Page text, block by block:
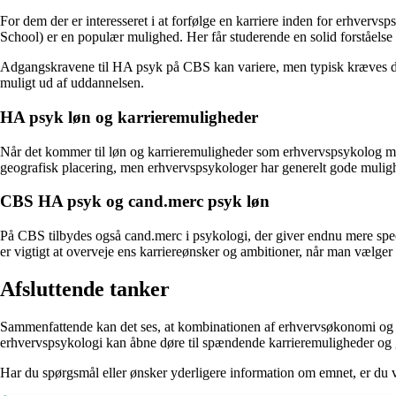
For dem der er interesseret i at forfølge en karriere inden for
School) er en populær mulighed. Her får studerende en solid
Adgangskravene til HA psyk på CBS kan variere, men typisk kræves
muligt ud af uddannelsen.
HA psyk løn og karrieremuligheder
Når det kommer til løn og karrieremuligheder som erhvervspsykolog
geografisk placering, men erhvervspsykologer har generelt gode
CBS HA psyk og cand.merc psyk løn
På CBS tilbydes også cand.merc i psykologi, der giver endnu mere
er vigtigt at overveje ens karriereønsker og ambitioner, når man
Afsluttende tanker
Sammenfattende kan det ses, at kombinationen af erhvervsøkonomi
erhvervspsykologi kan åbne døre til spændende karrieremuligheder
Har du spørgsmål eller ønsker yderligere information om emnet, er